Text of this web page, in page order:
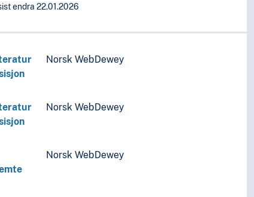
endra 22.01.2026
Norsk WebDewey
Norsk WebDewey
Norsk WebDewey